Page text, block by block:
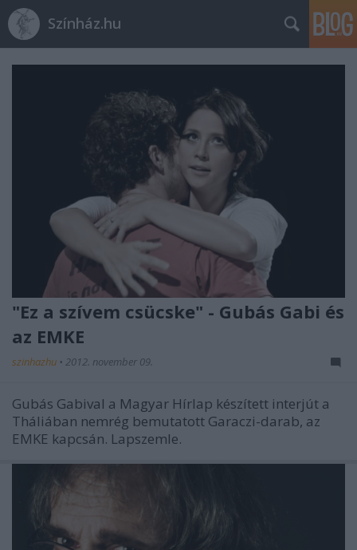
Színház.hu
"Ez a szívem csücske" - Gubás Gabi és
az EMKE
szinhazhu • 2012. november 09.
Gubás Gabival a Magyar Hírlap készített interjút a
Tháliában nemrég bemutatott Garaczi-darab, az
EMKE kapcsán. Lapszemle.